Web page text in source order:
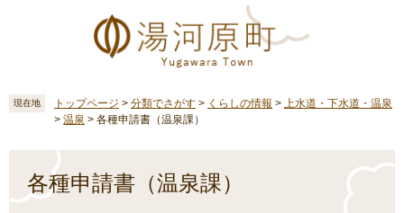
文
現在地 トップページ > 分類でさがす > くらしの情報 > 上水道・下水道・温泉
> 温泉 > 各種申請書（温泉課）
各種申請書（温泉課）